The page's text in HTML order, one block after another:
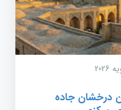
درخشان جاده